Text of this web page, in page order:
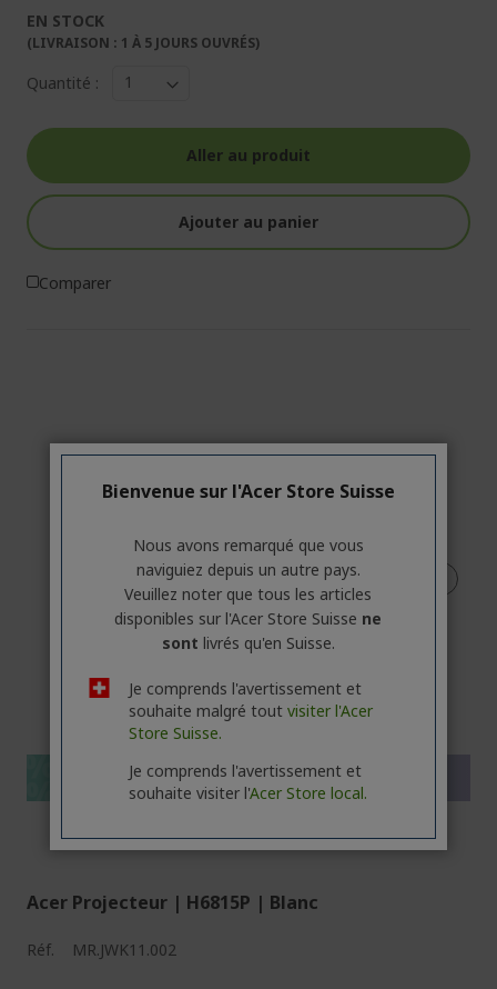
EN STOCK
(LIVRAISON : 1 À 5 JOURS OUVRÉS)
Quantité :
Aller au produit
Ajouter au panier
Comparer
Économisez plus avec le code
Acer Projecteur | H6815P | Blanc
Réf. MR.JWK11.002
Bienvenue sur l'Acer Store Suisse
Nous avons remarqué que vous
naviguiez depuis un autre pays.
Veuillez noter que tous les articles
disponibles sur l'Acer Store Suisse ne
sont livrés qu'en Suisse.
Je comprends l'avertissement et
souhaite malgré tout visiter l'Acer
Store Suisse.
Je comprends l'avertissement et
souhaite visiter l'Acer Store local.